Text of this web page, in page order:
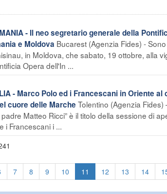
- Il neo segretario generale della
e Moldova Bucarest (Agenzia Fides) -
in Moldova, che sabato, 19 ottobre, alla
Opera dell'In ...
- Marco Polo ed i Francescani in Oriente
cuore delle Marche Tolentino (Agenzia Fides)
Matteo Ricci” è il titolo della sessione di
i Francescani i ...
7 8 9 10 11 12 13 14